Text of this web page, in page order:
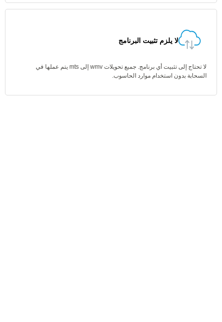
لا يلزم تثبيت البرنامج
لا تحتاج إلى تثبيت أي برنامج. جميع تحويلات wmv إلى mts يتم عملها في
السحابة بدون استخدام موارد الحاسوب.